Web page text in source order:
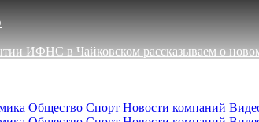
ИФНС в Чайковском рассказываем о
Общество Спорт Новости компаний